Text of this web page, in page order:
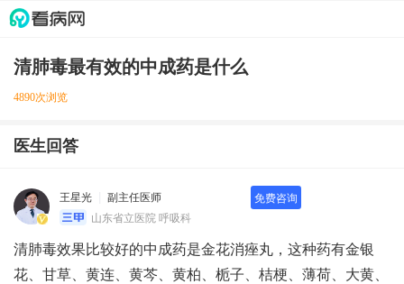
清肺毒最有效的中成药是什么
4890次浏览
医生回答
王星光 副主任医师
免费咨询
山东省立医院 呼吸科
清肺毒效果比较好的中成药是金花消痤丸，这种药有金银
花、甘草、黄连、黄芩、黄柏、栀子、桔梗、薄荷、大黄、